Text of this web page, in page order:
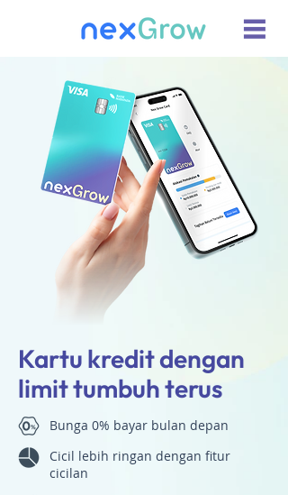
Kartu kredit dengan
limit tumbuh terus
Bunga 0% bayar bulan depan
Cicil lebih ringan dengan fitur
cicilan